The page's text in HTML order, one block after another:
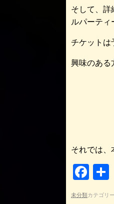
そして、詳
ルパーティ
チケットは
興味のある
それでは、
F
a
未分類カテゴリ